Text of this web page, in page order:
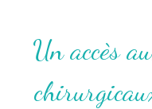
Un accès